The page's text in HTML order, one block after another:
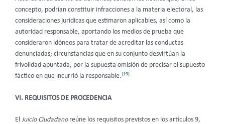
concepto, podrían constituir infracciones a la materia electoral, las
consideraciones jurídicas que estimaron aplicables, así como la
autoridad responsable, aportando los medios de prueba que
consideraron idóneos para tratar de acreditar las conductas
denunciadas; circunstancias que en su conjunto desvirtúan la
frivolidad apuntada, por la supuesta omisión de precisar el supuesto
fáctico en que incurrió la responsable.[19]
VI. REQUISITOS DE PROCEDENCIA
El Juicio Ciudadanoreúne los requisitos previstos en los artículos 9,